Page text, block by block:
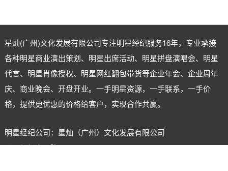
星灿(广州)文化发展有限公司专注明星经纪服务16年，专业承接
各种明星商业演出策划、明星出席活动、明星拼盘演唱会、明星
代言、明星肖像授权、明星网红翻包带货等企业年会、企业周年
庆、商业晚会、开盘开业。一手明星资源，一手联系，一手价
格，提供更优惠的价格给客户，实现合作共赢。
明星经纪公司：星灿（广州）文化发展有限公司
明星经纪人：陈星